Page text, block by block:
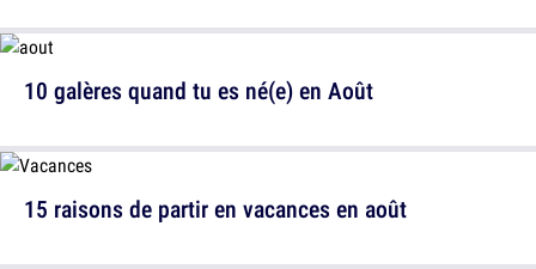
10 galères quand tu es né(e) en Août
15 raisons de partir en vacances en août